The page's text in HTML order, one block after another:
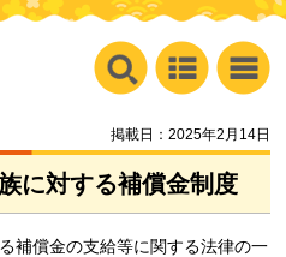
掲載日：2025年2月14日
に対する補償金制度
補償金の支給等に関する法律の一